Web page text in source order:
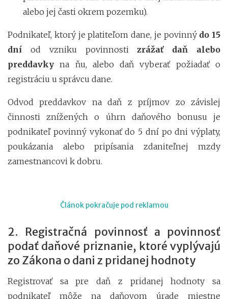
alebo jej časti okrem pozemku).
Podnikateľ, ktorý je platiteľom dane, je povinný do 15
dní od vzniku povinnostizrážať daň alebo
preddavky na ňu, alebo daň vyberať požiadať o
registráciu u správcu dane.
Odvod preddavkov na daň z príjmov zo závislej
činnosti znížených o úhrn daňového bonusu je
podnikateľ povinný vykonať do 5 dní po dni výplaty,
poukázania alebo pripísania zdaniteľnej mzdy
zamestnancovi k dobru.
Článok pokračuje pod reklamou
2. Registračná povinnosť a povinnosť
podať daňové priznanie, ktoré vyplývajú
zo Zákona o dani z pridanej hodnoty
Registrovať sa pre daň z pridanej hodnoty sa
podnikateľ môže na daňovom úrade miestne